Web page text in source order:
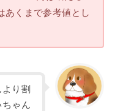
あくまで参考値とし
り割
ゃん